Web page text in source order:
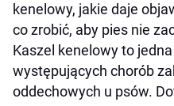
Jak długo trwa
Czy kaszel kenelowy
kenelowy, jakie daje
co zrobić, aby pies nie
Kaszel kenelowy to
występujących chorób
oddechowych u psów.